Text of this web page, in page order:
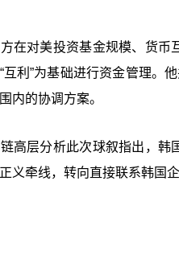
在对美投资基金规模、货
互利”为基础进行资金管理。
内的协调方案。
高层分析此次球叙指出，
义牵线，转向直接联系韩国